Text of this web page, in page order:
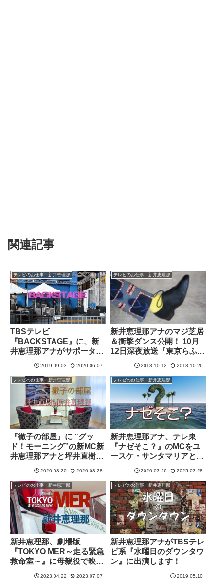
関連記事
テレビのお仕事：新井恵理那
TBSテレビ
『BACKSTAGE』に、新
井恵理那アナがサポーター
2019.09.03 2020.06.07
テレビのお仕事：新井恵理那
新井恵理那アナのマジ芝居
＆衝撃ダンス公開！ 10月
12日深夜放送『東京らふス
2018.10.12 2018.10.26
テレビのお仕事：新井恵理那
『徹子の部屋』に ”グッ
ド！モーニング”の新MC新
井恵理那アナと坪井直樹ア
2020.03.20 2020.03.28
テレビのお仕事：新井恵理那
新井恵理那アナ、テレ東
『ナゼそこ？』のMCをユ
ースケ・サンタマリアと共
2020.03.26 2025.03.28
テレビのお仕事：新井恵理那
新井恵理那、劇場版
『TOKYO MER～走る緊急
救命室～』に母親役で映画
2023.04.22 2023.07.07
テレビのお仕事：新井恵理那
新井恵理那アナがTBSテレ
ビ系『水曜日のダウンタウ
ン』に出演します！
2019.05.10